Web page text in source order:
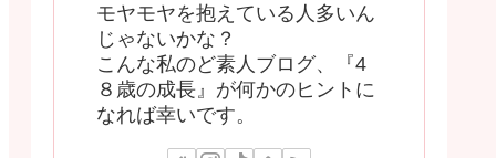
モヤモヤを抱えている人多いん
じゃないかな？
こんな私のど素人ブログ、『4
８歳の成長』が何かのヒントに
なれば幸いです。